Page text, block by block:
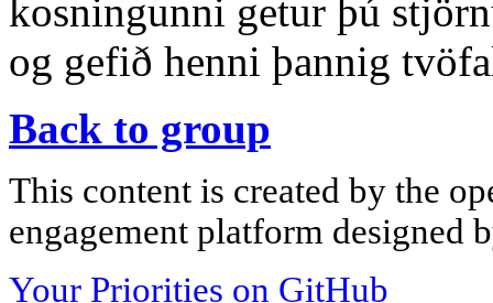
kosningunni getur þú
og gefið henni þannig
Back to group
This content is created by the
engagement platform designed
Your Priorities on GitHub